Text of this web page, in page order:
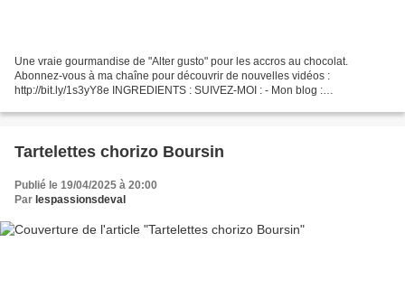
Une vraie gourmandise de "Alter gusto" pour les accros au chocolat.
Abonnez-vous à ma chaîne pour découvrir de nouvelles vidéos :
http://bit.ly/1s3yY8e INGREDIENTS : SUIVEZ-MOI : - Mon blog :
http://www.pinterest.com/val153/...
Tartelettes chorizo Boursin
Publié le 19/04/2025 à 20:00
Par lespassionsdeval